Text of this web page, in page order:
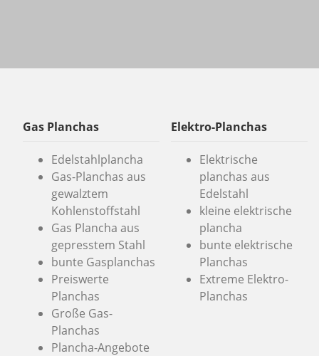
Gas Planchas
Edelstahlplancha
Gas-Planchas aus
gewalztem
Kohlenstoffstahl
Gas Plancha aus
gepresstem Stahl
bunte Gasplanchas
Preiswerte
Planchas
Große Gas-
Planchas
Plancha-Angebote
Elektro-Planchas
Elektrische
planchas aus
Edelstahl
kleine elektrische
plancha
bunte elektrische
Planchas
Extreme Elektro-
Planchas